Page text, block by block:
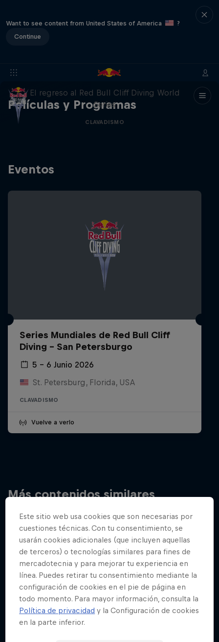
Want to see content from United States of America
?
Continue
Películas y Programas
444 Days
El regreso al Red Bull Cliff Diving World
Series
CLAVADISMO
Eventos
Series Mundiales de Red Bull Cliff
Diving - San Petersburgo
5 – 6 Junio 2026
St. Petersburg, Florida, USA
CLAVADISMO
Vuelve a verlo
Más contenidos similares
Este sitio web usa cookies que son necesarias por
cuestiones técnicas. Con tu consentimiento, se
usarán cookies adicionales (que incluyen aquellas
de terceros) o tecnologías similares para fines de
mercadotecnia y para mejorar tu experiencia en
línea. Puedes retirar tu consentimiento mediante la
configuración de cookies en el pie de página en
todo momento. Para mayor información, consulta la
Política de privacidad y la Configuración de cookies
en la parte inferior.